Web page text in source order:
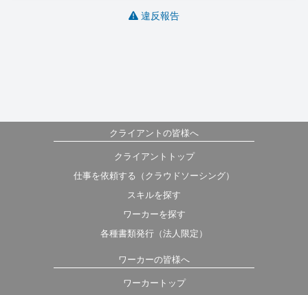
違反報告
クライアントの皆様へ
クライアントトップ
仕事を依頼する（クラウドソーシング）
スキルを探す
ワーカーを探す
各種書類発行（法人限定）
ワーカーの皆様へ
ワーカートップ